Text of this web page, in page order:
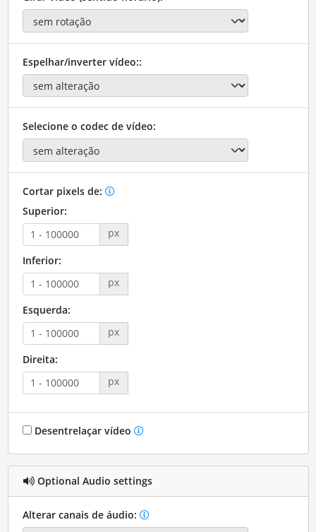
Espelhar/inverter vídeo::
Selecione o codec de vídeo:
Cortar pixels de:
Superior:
px
Inferior:
px
Esquerda:
px
Direita:
px
Desentrelaçar vídeo
Optional Audio settings
Alterar canais de áudio: